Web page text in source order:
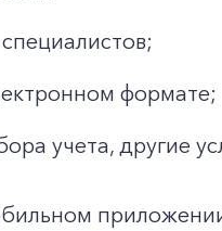
формате;
учета, другие